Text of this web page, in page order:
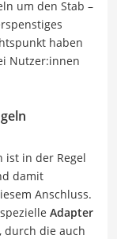
um den Stab –
haben
Nutzer:innen
ist in der Regel
damit
Anschluss.
Adapter
durch die auch